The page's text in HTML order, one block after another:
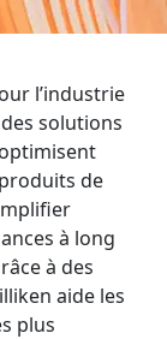
l’industrie
solutions
de
à long
à des
aide les
plus